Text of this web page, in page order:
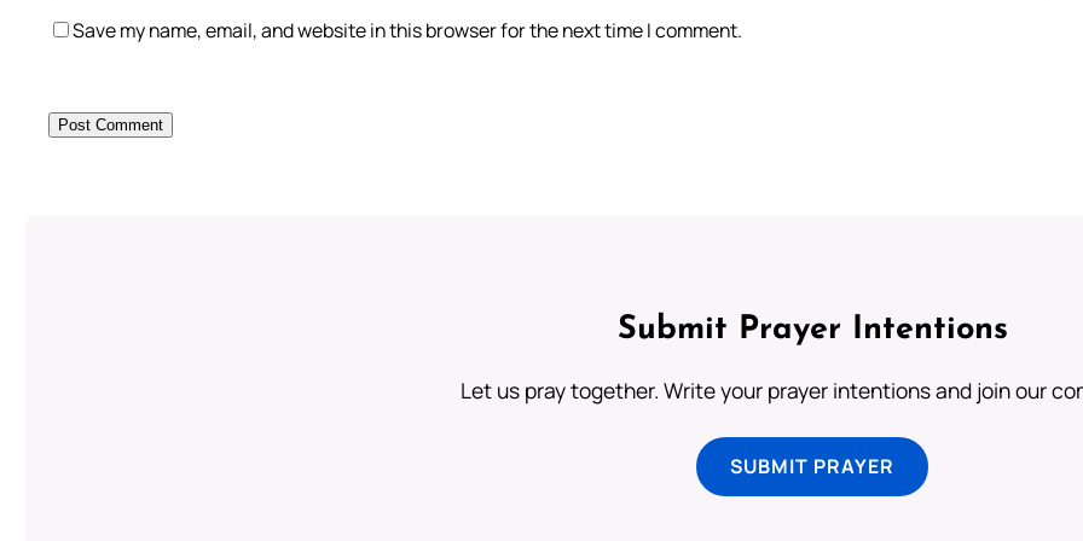
Save my name, email, and website in this browser for the next time I comment.
Submit Prayer Intentions
Let us pray together. Write your prayer intentions and join our
SUBMIT PRAYER